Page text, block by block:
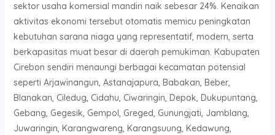
sektor usaha komersial mandiri naik sebesar 24%. Kenaikan
aktivitas ekonomi tersebut otomatis memicu peningkatan
kebutuhan sarana niaga yang representatif, modern, serta
berkapasitas muat besar di daerah pemukiman. Kabupaten
Cirebon sendiri menaungi berbagai kecamatan potensial
seperti Arjawinangun, Astanajapura, Babakan, Beber,
Blanakan, Ciledug, Cidahu, Ciwaringin, Depok, Dukupuntang,
Gebang, Gegesik, Gempol, Greged, Gunungjati, Jamblang,
Juwaringin, Karangwareng, Karangsuung, Kedawung,